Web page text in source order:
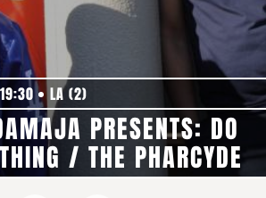
19:30 LA (2)
PRESENTS: DO
/ THE PHARCYDE